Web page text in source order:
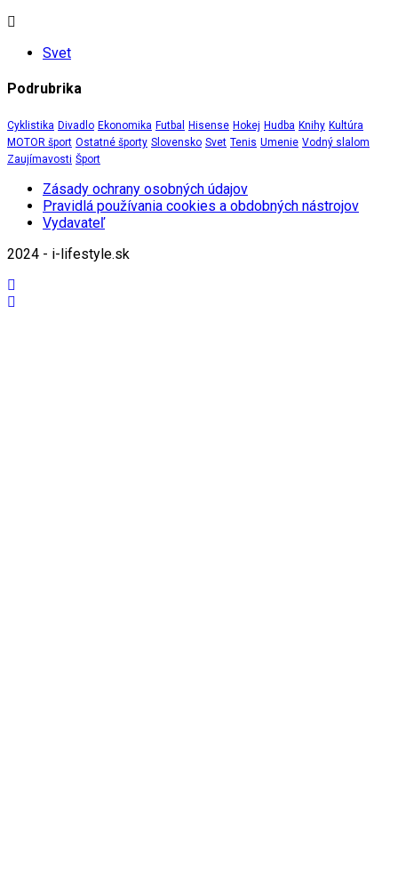
Svet
Podrubrika
Cyklistika Divadlo Ekonomika Futbal Hisense Hokej Hudba Knihy Kultúra
MOTOR šport Ostatné športy Slovensko Svet Tenis Umenie Vodný slalom
Zaujímavosti Šport
Zásady ochrany osobných údajov
Pravidlá používania cookies a obdobných nástrojov
Vydavateľ
2024 - i-lifestyle.sk